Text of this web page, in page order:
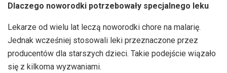
Dlaczego noworodki potrzebowały specjalnego leku
Lekarze od wielu lat leczą noworodki chore na malarię.
Jednak wcześniej stosowali leki przeznaczone przez
producentów dla starszych dzieci. Takie podejście wiązało
się z kilkoma wyzwaniami.